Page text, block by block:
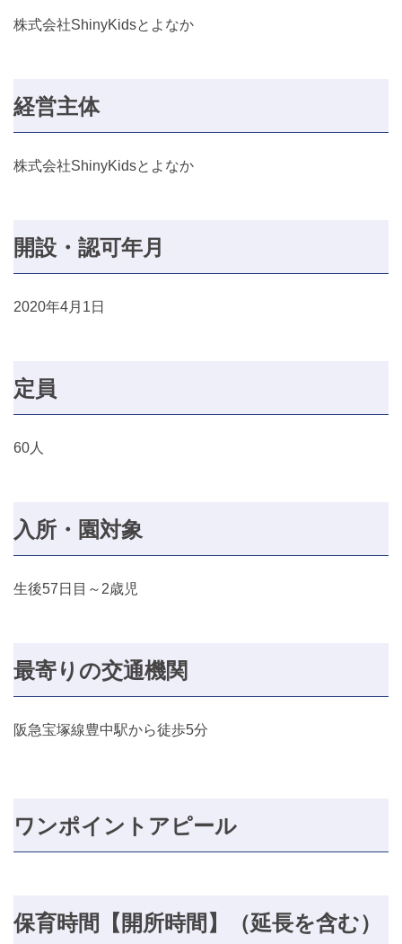
株式会社ShinyKidsとよなか
経営主体
株式会社ShinyKidsとよなか
開設・認可年月
2020年4月1日
定員
60人
入所・園対象
生後57日目～2歳児
最寄りの交通機関
阪急宝塚線豊中駅から徒歩5分
ワンポイントアピール
保育時間【開所時間】（延長を含む）